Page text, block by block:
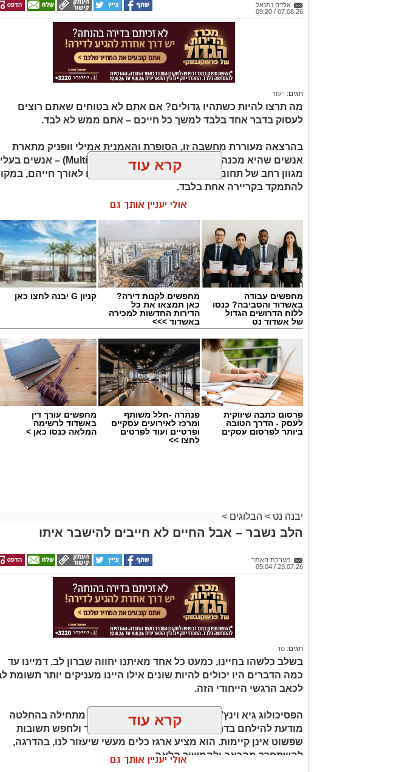
אלדה נתנאל
07.08.26 / 09:20
תגים: ייעוד
מה תרצו להיות כשתהיו גדולים? אם אתם לא בטוחים שאתם רוצים
לעסוק בדבר אחד בלבד למשך כל חייכם – אתם ממש לא לבד.
בהרצאה מעוררת מחשבה זו, הסופרת והאמנית אמילי וופניק מתארת
אנשים שהיא מכנה "רבי־פוטנציאל" (Multipotentialites) – אנשים בעלי
מגוון רחב של תחומי עניין, כישורים ועיסוקים שונים לאורך חייהם,
להתמקד בקריירה אחת בלבד.
יש לכם מידע חשוב שטרם נחשף? צילומים מאירוע חדשותי? מצאתם טעות
בכתבה? נשמח שתשתפו אותנו
קרא עוד
אולי יעניין אותך גם
מחפשים עבודה
באשדוד והסביבה? כנסו
ללוח הדרושים הגדול
של אשדוד נט
מחפשים לקנות דירה?
כאן תמצאו את כל
הדירות החדשות למכירה
באשדוד >>>
קניון G יבנה לחצו כאן
פרסום כתבה שיווקית
לעסק - הדרך הטובה
ביותר לפרסום עסקים
פנתרה -חלל משותף
ומרכז לאירועים עסקיים
ופרטיים ועוד לפרטים
לחצו >>
מחפשים עורך דין
באשדוד לרשימה
המלאה כנסו כאן >
יבנה נט > הבלוגים >
הלב נשבר – אבל החיים לא חייבים להישבר איתו
מערכת האתר
23.07.26 / 09:04
תגים: טד
בשלב כלשהו בחיינו, כמעט כל אחד מאיתנו יחווה שברון לב. דמיינו עד
כמה הדברים היו יכולים להיות שונים אילו היינו מעניקים יותר תשומת
לכאב הרגשי הייחודי הזה.
הפסיכולוג גיא וינץ' מסביר כי ההחלמה משברון לב מתחילה בהחלטה
מודעת להילחם בדחף הטבעי שלנו לייפות את העבר ולחפש תשובות
שפשוט אינן קיימות. הוא מציע ארגז כלים מעשי שיעזור לנו, בהדרגה,
להשתחרר מהכאב ולהמשיך הלאה.
קרא עוד
אולי יעניין אותך גם